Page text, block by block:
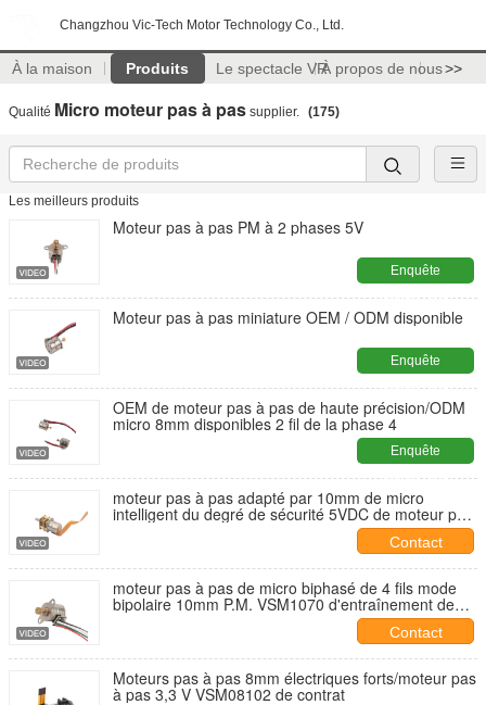
Changzhou Vic-Tech Motor Technology Co., Ltd.
À la maison Produits Le spectacle VRÀ propos de nous>>
Qualité Micro moteur pas à pas supplier. (175)
Les meilleurs produits
Moteur pas à pas PM à 2 phases 5V
Enquête
maintenant
Moteur pas à pas miniature OEM / ODM disponible
Enquête
maintenant
OEM de moteur pas à pas de haute précision/ODM
micro 8mm disponibles 2 fil de la phase 4
Enquête
maintenant
moteur pas à pas adapté par 10mm de micro
intelligent du degré de sécurité 5VDC de moteur pas
à pas 2 lecteur bipolaire VSM10157-10G8D de fil de
Contact
moteur pas à pas de micro biphasé de 4 fils mode
bipolaire 10mm P.M. VSM1070 d'entraînement de
Contact
Moteurs pas à pas 8mm électriques forts/moteur pas
à pas 3,3 V VSM08102 de contrat